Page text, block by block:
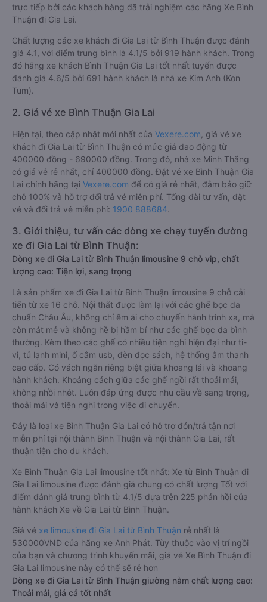
trực tiếp bởi các khách hàng đã trải nghiệm các hãng Xe Bình
Thuận đi Gia Lai.
Chất lượng các xe khách đi Gia Lai từ Bình Thuận được đánh
giá 4.1, với điểm trung bình là 4.1/5 bởi 919 hành khách. Trong
đó hãng xe khách Bình Thuận Gia Lai tốt nhất tuyến được
đánh giá 4.6/5 bởi 691 hành khách là nhà xe Kim Anh (Kon
Tum).
2. Giá vé xe Bình Thuận Gia Lai
Hiện tại, theo cập nhật mới nhất của Vexere.com , giá vé xe
khách đi Gia Lai từ Bình Thuận có mức giá dao động từ
400000 đồng - 690000 đồng. Trong đó, nhà xe Minh Thắng
có giá vé rẻ nhất, chỉ 400000 đồng. Đặt vé xe Bình Thuận Gia
Lai chính hãng tại Vexere.com để có giá rẻ nhất, đảm bảo giữ
chỗ 100% và hỗ trợ đổi trả vé miễn phí. Tổng đài tư vấn, đặt
vé và đổi trả vé miễn phí: 1900 888684.
3. Giới thiệu, tư vấn các dòng xe chạy tuyến đường
xe đi Gia Lai từ Bình Thuận:
Dòng xe đi Gia Lai từ Bình Thuận limousine 9 chỗ vip, chất
lượng cao: Tiện lợi, sang trọng
Là sản phẩm xe đi Gia Lai từ Bình Thuận limousine 9 chỗ cải
tiến từ xe 16 chỗ. Nội thất được làm lại với các ghế bọc da
chuẩn Châu Âu, không chỉ êm ái cho chuyến hành trình xa, mà
còn mát mẻ và không hề bị hầm bí như các ghế bọc da bình
thường. Kèm theo các ghế có nhiều tiện nghi hiện đại như ti-
vi, tủ lạnh mini, ổ cắm usb, đèn đọc sách, hệ thống âm thanh
cao cấp. Có vách ngăn riêng biệt giữa khoang lái và khoang
hành khách. Khoảng cách giữa các ghế ngồi rất thoải mái,
không nhồi nhét. Luôn đáp ứng được nhu cầu về sang trọng,
thoải mái và tiện nghi trong việc di chuyển.
Đây là loại xe Bình Thuận Gia Lai có hỗ trợ đón/trả tận nơi
miễn phí tại nội thành Bình Thuận và nội thành Gia Lai, rất
thuận tiện cho du khách.
Xe Bình Thuận Gia Lai limousine tốt nhất: Xe từ Bình Thuận đi
Gia Lai limousine được đánh giá chung có chất lượng Tốt với
điểm đánh giá trung bình từ 4.1/5 dựa trên 225 phản hồi của
hành khách Xe về Gia Lai từ Bình Thuận.
Giá vé xe limousine đi Gia Lai từ Bình Thuận rẻ nhất là
530000VND của hãng xe Anh Phát. Tùy thuộc vào vị trí ngồi
của bạn và chương trình khuyến mãi, giá vé Xe Bình Thuận đi
Gia Lai limousine này có thể sẽ rẻ hơn
Dòng xe đi Gia Lai từ Bình Thuận giường nằm chất lượng cao:
Thoải mái, giá cả tốt nhất